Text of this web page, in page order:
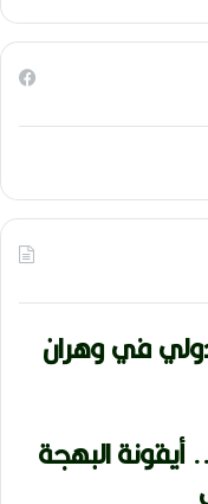
في وهران
البهجة